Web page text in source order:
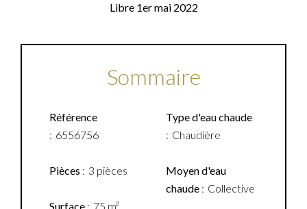
Libre 1er mai 2022
Sommaire
Référence
6556756
Pièces 3 pièces
Surface 75 m²
Type d'eau chaude
Chaudière
Moyen d'eau
chaude
Collective